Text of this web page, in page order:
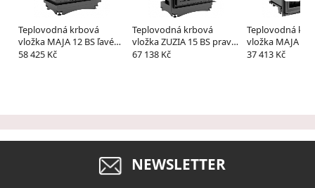
Teplovodná krbová
vložka MAJA 12 BS ľavé
presklenie s
58 425 Kč
Teplovodná krbová
vložka ZUZIA 15 BS pravé
presklenie s
67 138 Kč
Teplovodná
vložka MAJA 12
37 413 Kč
NEWSLETTER